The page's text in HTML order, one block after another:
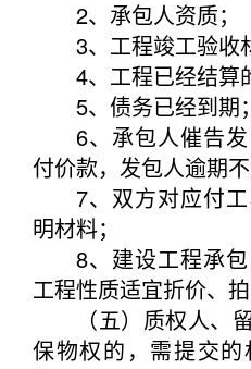
2、承包人资质；
3、工程竣工验收
4、工程已经结算的
5、债务已经到期；
6、承包人催告发
付价款，发包人逾期不
7、双方对应付工
明材料；
8、建设工程承包
工程性质适宜折价、拍
（五）质权人、留
保物权的，需提交